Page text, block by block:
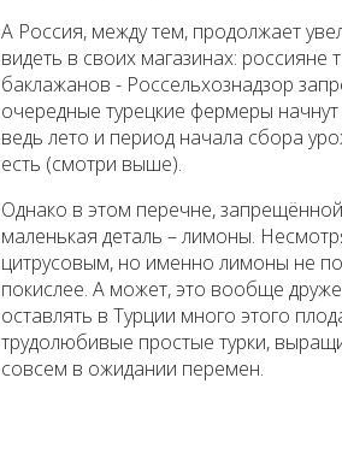
А Россия, между тем, продолжает
видеть в своих магазинах: россияне
баклажанов - Россельхознадзор
очередные турецкие фермеры
ведь лето и период начала сбора
есть (смотри выше).
Однако в этом перечне,
маленькая деталь – лимоны.
цитрусовым, но именно лимоны не
покислее. А может, это вообще
оставлять в Турции много этого
трудолюбивые простые турки,
совсем в ожидании перемен.